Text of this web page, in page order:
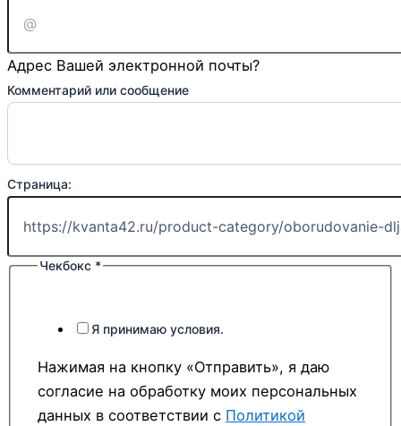
Адрес Вашей электронной почты?
Телефон:
Комментарий или сообщение
Страница:
Чекбокс *
Я принимаю условия.
Нажимая на кнопку «Отправить», я даю
согласие на обработку моих персональных
данных в соответствии с Политикой